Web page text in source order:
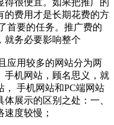
的费用才是长期花费的方
首要的任务。推广费的
就务必要影响整个
应用较多的网站分为两
手机网站，顾名思义，就
， 手机网站和PC端网站
展示的区别之处：一、
度较慢；